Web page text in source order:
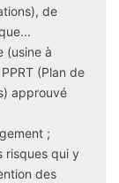
de
(usine à
(Plan de
approuvé
;
risques qui y
des